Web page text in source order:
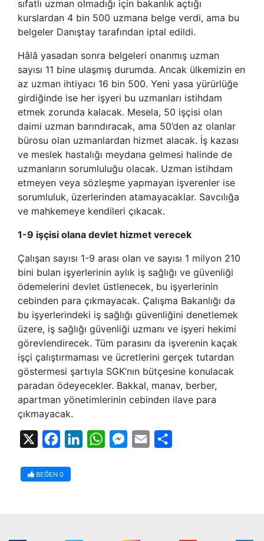
sıfatlı uzman olmadığı için bakanlık açtığı
kurslardan 4 bin 500 uzmana belge verdi, ama bu
belgeler Danıştay tarafından iptal edildi.
Hâlâ yasadan sonra belgeleri onanmış uzman
sayısı 11 bine ulaşmış durumda. Ancak ülkemizin en
az uzman ihtiyacı 16 bin 500. Yeni yasa yürürlüğe
girdiğinde ise her işyeri bu uzmanları istihdam
etmek zorunda kalacak. Mesela, 50 işçisi olan
daimi uzman barındıracak, ama 50’den az olanlar
bürosu olan uzmanlardan hizmet alacak. İş kazası
ve meslek hastalığı meydana gelmesi halinde de
uzmanların sorumluluğu olacak. Uzman istihdam
etmeyen veya sözleşme yapmayan işverenler ise
sorumluluk, üzerlerinden atamayacaklar. Savcılığa
ve mahkemeye kendileri çıkacak.
1-9 işçisi olana devlet hizmet verecek
Çalışan sayısı 1-9 arası olan ve sayısı 1 milyon 210
bini bulan işyerlerinin aylık iş sağlığı ve güvenliği
ödemelerini devlet üstlenecek, bu işyerlerinin
cebinden para çıkmayacak. Çalışma Bakanlığı da
bu işyerlerindeki iş sağlığı güvenliğini denetlemek
üzere, iş sağlığı güvenliği uzmanı ve işyeri hekimi
görevlendirecek. Tüm parasını da işverenin kaçak
işçi çalıştırmaması ve ücretlerini gerçek tutardan
göstermesi şartıyla SGK’nın bütçesine konulacak
paradan ödeyecekler. Bakkal, manav, berber,
apartman yönetimlerinin cebinden ilave para
çıkmayacak.
FacebookLinkedInWhatsAppMessenger
Email
BEĞEN 0